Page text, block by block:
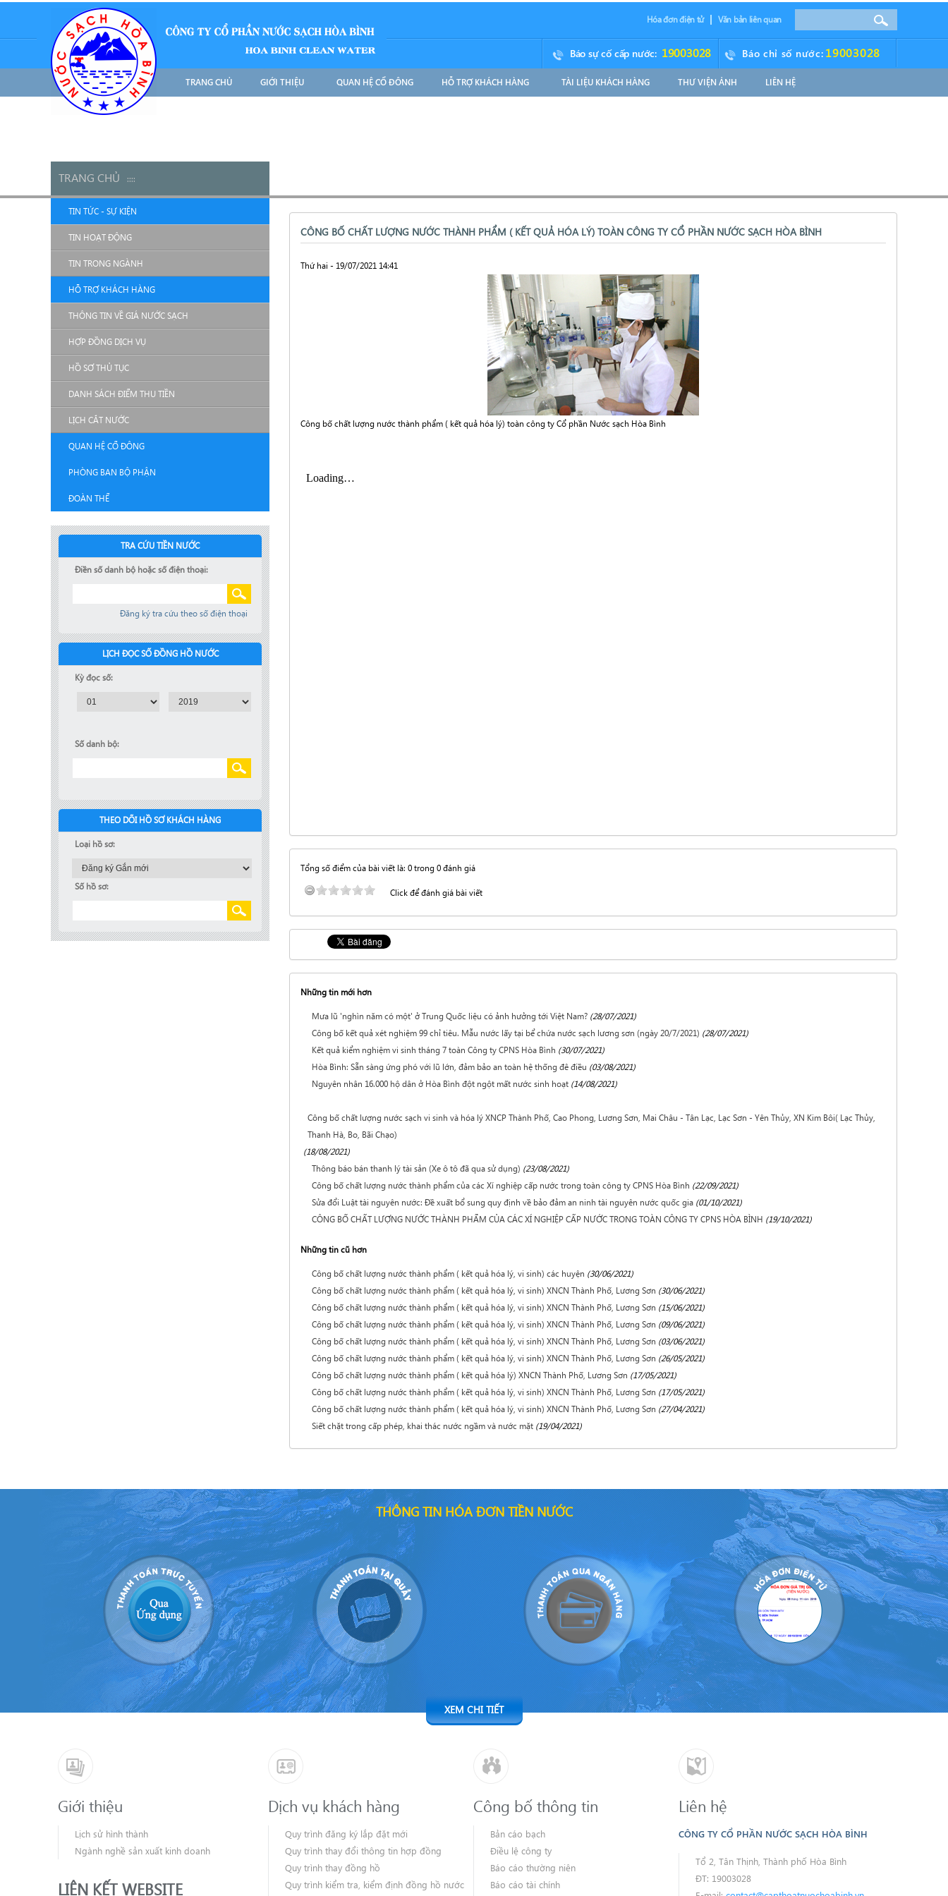
Hóa đơn điện tử Văn bản liên quan
TRANG CHỦ GIỚI THIỆU QUAN HỆ CỔ ĐÔNG HỖ TRỢ KHÁCH HÀNG TÀI LIỆU KHÁCH HÀNG THƯ VIỆN ẢNH LIÊN HỆ
Báo sự cố cấp nước: 19003028 Báo chỉ số nước: 19003028
TIN TỨC - SỰ KIỆN
TIN HOẠT ĐỘNG
TIN TRONG NGÀNH
HỖ TRỢ KHÁCH HÀNG
THÔNG TIN VỀ GIÁ NƯỚC SẠCH
HỢP ĐỒNG DỊCH VỤ
HỒ SƠ THỦ TỤC
DANH SÁCH ĐIỂM THU TIỀN
LỊCH CẮT NƯỚC
QUAN HỆ CỔ ĐÔNG
PHÒNG BAN BỘ PHẬN
ĐOÀN THỂ
TRA CỨU TIỀN NƯỚC
Điền số danh bộ hoặc số điện thoại:
Đăng ký tra cứu theo số điện thoại
LỊCH ĐỌC SỐ ĐỒNG HỒ NƯỚC
Kỳ đọc số:
Số danh bộ:
THEO DÕI HỒ SƠ KHÁCH HÀNG
Loại hồ sơ:
Số hồ sơ:
TRANG CHỦ ::::
CÔNG BỐ CHẤT LƯỢNG NƯỚC THÀNH PHẨM ( KẾT QUẢ HÓA LÝ) TOÀN CÔNG TY CỔ PHẦN NƯỚC SẠCH HÒA BÌNH
Thứ hai - 19/07/2021 14:41
Công bố chất lượng nước thành phẩm ( kết quả hóa lý) toàn công ty Cổ phần Nước sạch Hòa Bình
Tổng số điểm của bài viết là: 0 trong 0 đánh giá
Click để đánh giá bài viết
Những tin mới hơn
Mưa lũ 'nghìn năm có một' ở Trung Quốc liệu có ảnh hưởng tới Việt Nam? (28/07/2021)
Công bố kết quả xét nghiệm 99 chỉ tiêu. Mẫu nước lấy tại bể chứa nước sạch lương sơn (ngày 20/7/2021) (28/07/2021)
Kết quả kiểm nghiệm vi sinh tháng 7 toàn Công ty CPNS Hòa Bình (30/07/2021)
Hòa Bình: Sẵn sàng ứng phó với lũ lớn, đảm bảo an toàn hệ thống đê điều (03/08/2021)
Nguyên nhân 16.000 hộ dân ở Hòa Bình đột ngột mất nước sinh hoạt (14/08/2021)
Công bố chất lượng nước sạch vi sinh và hóa lý XNCP Thành Phố, Cao Phong, Lương Sơn, Mai Châu - Tân Lạc, Lạc Sơn - Yên Thủy, XN Kim Bôi( Lạc Thủy,
Thanh Hà, Bo, Bãi Chạo)
(18/08/2021)
Thông báo bán thanh lý tài sản (Xe ô tô đã qua sử dụng) (23/08/2021)
Công bố chất lượng nước thành phẩm của các Xí nghiệp cấp nước trong toàn công ty CPNS Hòa Bình (22/09/2021)
Sửa đổi Luật tài nguyên nước: Đề xuất bổ sung quy định về bảo đảm an ninh tài nguyên nước quốc gia (01/10/2021)
CÔNG BỐ CHẤT LƯỢNG NƯỚC THÀNH PHẨM CỦA CÁC XÍ NGHIỆP CẤP NƯỚC TRONG TOÀN CÔNG TY CPNS HÒA BÌNH (19/10/2021)
Những tin cũ hơn
Công bố chất lượng nước thành phẩm ( kết quả hóa lý, vi sinh) các huyện (30/06/2021)
Công bố chất lượng nước thành phẩm ( kết quả hóa lý, vi sinh) XNCN Thành Phố, Lương Sơn (30/06/2021)
Công bố chất lượng nước thành phẩm ( kết quả hóa lý, vi sinh) XNCN Thành Phố, Lương Sơn (15/06/2021)
Công bố chất lượng nước thành phẩm ( kết quả hóa lý, vi sinh) XNCN Thành Phố, Lương Sơn (09/06/2021)
Công bố chất lượng nước thành phẩm ( kết quả hóa lý, vi sinh) XNCN Thành Phố, Lương Sơn (03/06/2021)
Công bố chất lượng nước thành phẩm ( kết quả hóa lý, vi sinh) XNCN Thành Phố, Lương Sơn (26/05/2021)
Công bố chất lượng nước thành phẩm ( kết quả hóa lý) XNCN Thành Phố, Lương Sơn (17/05/2021)
Công bố chất lượng nước thành phẩm ( kết quả hóa lý, vi sinh) XNCN Thành Phố, Lương Sơn (17/05/2021)
Công bố chất lượng nước thành phẩm ( kết quả hóa lý, vi sinh) XNCN Thành Phố, Lương Sơn (27/04/2021)
Siết chặt trong cấp phép, khai thác nước ngầm và nước mặt (19/04/2021)
THÔNG TIN HÓA ĐƠN TIỀN NƯỚC
XEM CHI TIẾT
Giới thiệu
Lịch sử hình thành
Ngành nghề sản xuất kinh doanh
LIÊN KẾT WEBSITE
Dịch vụ khách hàng
Quy trình đăng ký lắp đặt mới
Quy trình thay đổi thông tin hợp đồng
Quy trình thay đồng hồ
Quy trình kiểm tra, kiểm định đồng hồ nước
Công bố thông tin
Bản cáo bạch
Điều lệ công ty
Báo cáo thường niên
Báo cáo tài chính
Liên hệ
CÔNG TY CỔ PHẦN NƯỚC SẠCH HÒA BÌNH
Tổ 2, Tân Thịnh, Thành phố Hòa Bình
ĐT: 19003028